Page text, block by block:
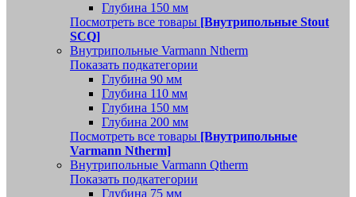
Глубина 150 мм
Посмотреть все товары [Внутрипольные Stout
SCQ]
Внутрипольные Varmann Ntherm
Показать подкатегории
Глубина 90 мм
Глубина 110 мм
Глубина 150 мм
Глубина 200 мм
Посмотреть все товары [Внутрипольные
Varmann Ntherm]
Внутрипольные Varmann Qtherm
Показать подкатегории
Глубина 75 мм